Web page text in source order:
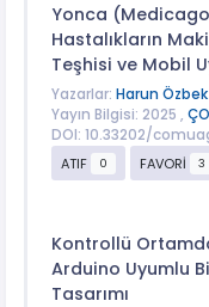
Yonca
Hastalıkların
Teşhisi ve Mobil
Yazarlar: Harun Özbek
Yayın Bilgisi: 2025 ,
DOI: 10.33202/
ATIF
0 FAVORİ 3
Kontrollü
Arduino Uyumlu
Tasarımı